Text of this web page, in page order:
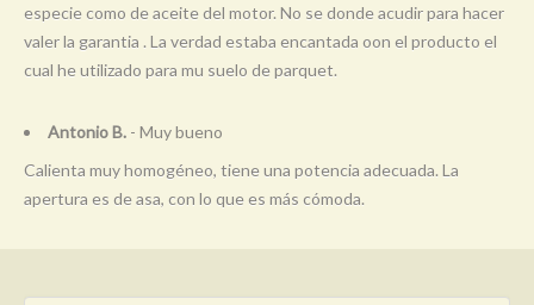
especie como de aceite del motor. No se donde acudir para hacer
valer la garantia . La verdad estaba encantada oon el producto el
cual he utilizado para mu suelo de parquet.
Antonio B. - Muy bueno
Calienta muy homogéneo, tiene una potencia adecuada. La
apertura es de asa, con lo que es más cómoda.